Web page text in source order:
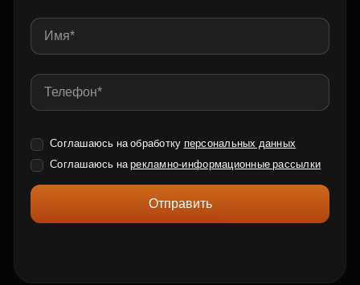
Соглашаюсь на обработку персональных данных
Соглашаюсь нарекламно-информационные рассылки
Отправить